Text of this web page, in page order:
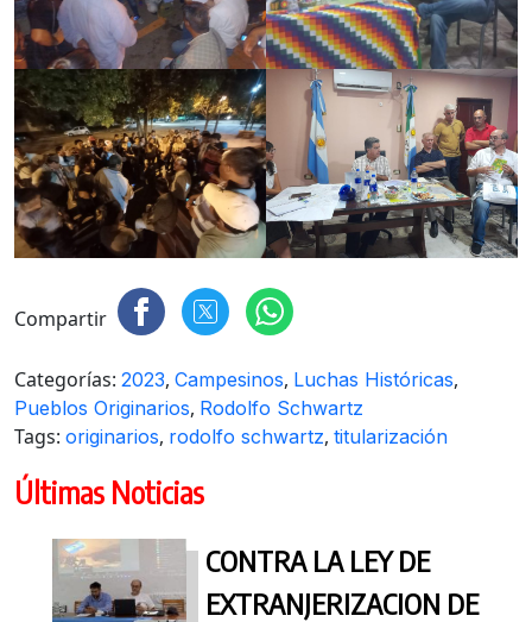
Compartir
Categorías: 2023, Campesinos, Luchas Históricas,
Pueblos Originarios, Rodolfo Schwartz
Tags: originarios, rodolfo schwartz, titularización
Últimas Noticias
CONTRA LA LEY DE
EXTRANJERIZACION DE